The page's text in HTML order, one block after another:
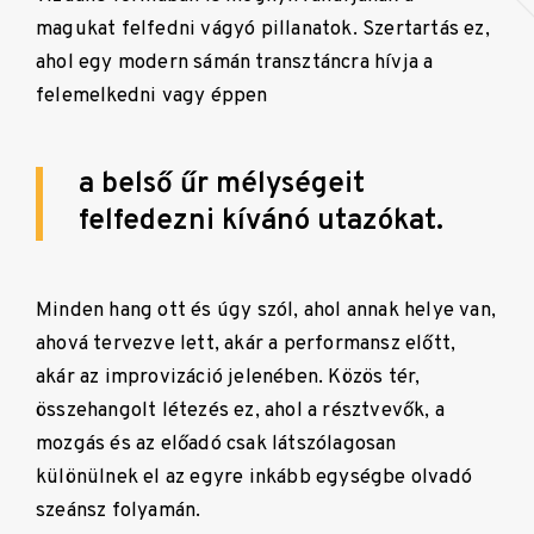
magukat felfedni vágyó pillanatok. Szertartás ez,
ahol egy modern sámán transztáncra hívja a
felemelkedni vagy éppen
a belső űr mélységeit
felfedezni kívánó utazókat.
Minden hang ott és úgy szól, ahol annak helye van,
ahová tervezve lett, akár a performansz előtt,
akár az improvizáció jelenében. Közös tér,
összehangolt létezés ez, ahol a résztvevők, a
mozgás és az előadó csak látszólagosan
különülnek el az egyre inkább egységbe olvadó
szeánsz folyamán.